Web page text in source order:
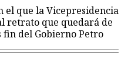
el que la Vicepresidencia
retrato que quedará de
del Gobierno Petro